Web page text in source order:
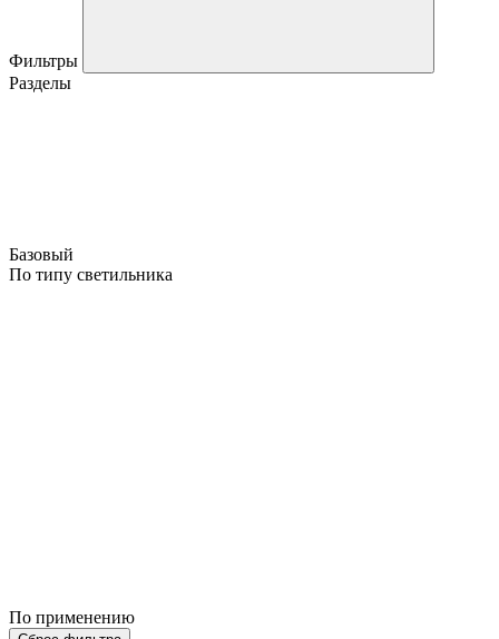
Фильтры
Разделы
Базовый
По типу светильника
По применению